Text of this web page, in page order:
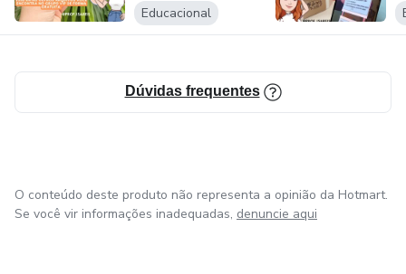
Educacional
Dúvidas frequentes
O conteúdo deste produto não representa a opinião da Hotmart.
Se você vir informações inadequadas, denuncie aqui